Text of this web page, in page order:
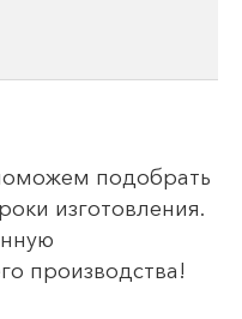
подобрать
изготовления.
производства!